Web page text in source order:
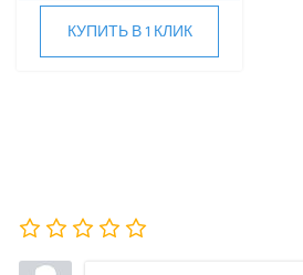
XIGMA
YOSHIKAWA
ЧИЛЛЕРЫ
КУПИТЬ В 1 КЛИК